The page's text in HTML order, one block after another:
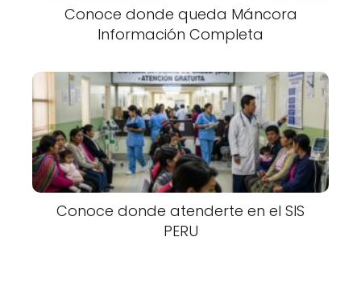
Conoce donde queda Máncora
Información Completa
Conoce donde atenderte en el SIS
PERU